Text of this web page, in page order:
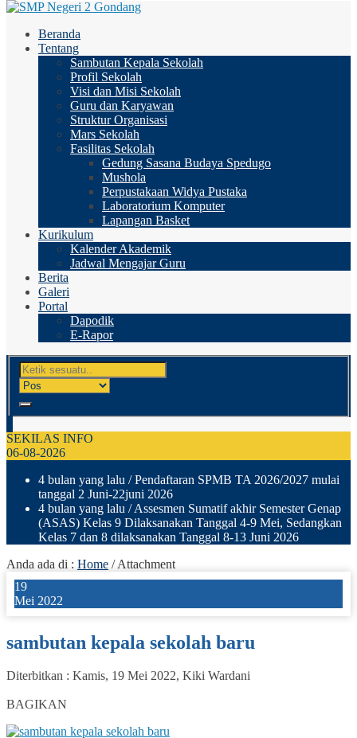
Beranda
Tentang
Sambutan Kepala Sekolah
Profil Sekolah
Visi dan Misi Sekolah
Guru dan Karyawan
Struktur Organisasi
Mars Sekolah
Fasilitas Sekolah
Gedung Sasana Budaya Spedugo
Mushola
Perpustakaan Widya Pustaka
Laboratorium Komputer
Lapangan Basket
Kurikulum
Kalender Akademik
Jadwal Mengajar Guru
Berita
Galeri
Portal
Dapodik
E-Rapor
SEKILAS INFO
06-08-2026
4 bulan yang lalu / Pendaftaran SPMB TA 2026/2027 mulai
tanggal 2 Juni-22juni 2026
4 bulan yang lalu / Assesmen Sumatif akhir Semester Genap
(ASAS) Kelas 9 Dilaksanakan Tanggal 4-9 Mei, Sedangkan
Kelas 7 dan 8 dilaksanakan Tanggal 8-13 Juni 2026
Anda ada di : Home / Attachment
19
Mei 2022
sambutan kepala sekolah baru
Diterbitkan : Kamis, 19 Mei 2022, Kiki Wardani
BAGIKAN